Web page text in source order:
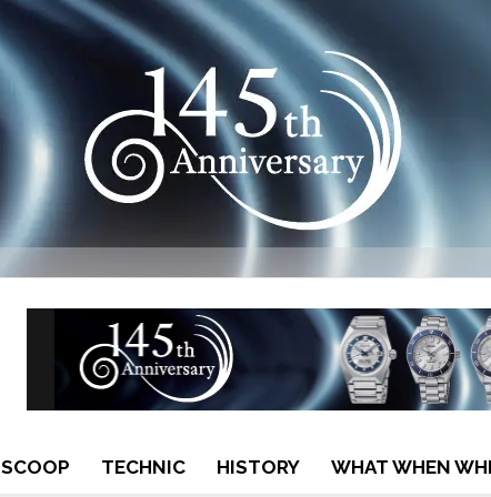
SCOOP TECHNIC HISTORY WHAT WHEN